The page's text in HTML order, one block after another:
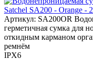
Артикул: SA200OR
герметичная сумка для
откидным карманом
ремнём
IPX6